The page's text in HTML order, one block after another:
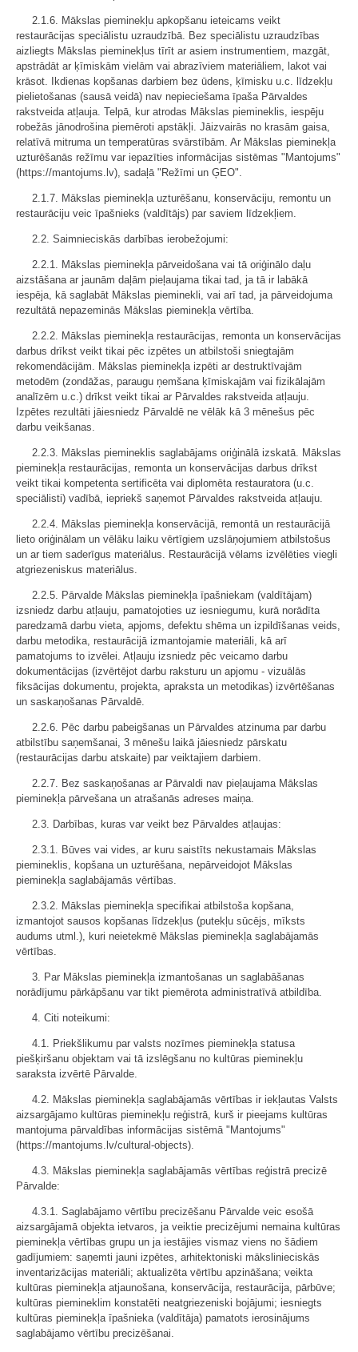
2.1.6. Mākslas pieminekļu apkopšanu ieteicams veikt
restaurācijas speciālistu uzraudzībā. Bez speciālistu uzraudzības
aizliegts Mākslas pieminekļus tīrīt ar asiem instrumentiem, mazgāt,
apstrādāt ar ķīmiskām vielām vai abrazīviem materiāliem, lakot vai
krāsot. Ikdienas kopšanas darbiem bez ūdens, ķīmisku u.c. līdzekļu
pielietošanas (sausā veidā) nav nepieciešama īpaša Pārvaldes
rakstveida atļauja. Telpā, kur atrodas Mākslas piemineklis, iespēju
robežās jānodrošina piemēroti apstākļi. Jāizvairās no krasām gaisa,
relatīvā mitruma un temperatūras svārstībām. Ar Mākslas pieminekļa
uzturēšanās režīmu var iepazīties informācijas sistēmas "Mantojums"
(https://mantojums.lv), sadaļā "Režīmi un ĢEO".
2.1.7. Mākslas pieminekļa uzturēšanu, konservāciju, remontu un
restaurāciju veic īpašnieks (valdītājs) par saviem līdzekļiem.
2.2. Saimnieciskās darbības ierobežojumi:
2.2.1. Mākslas pieminekļa pārveidošana vai tā oriģinālo daļu
aizstāšana ar jaunām daļām pieļaujama tikai tad, ja tā ir labākā
iespēja, kā saglabāt Mākslas pieminekli, vai arī tad, ja pārveidojuma
rezultātā nepazeminās Mākslas pieminekļa vērtība.
2.2.2. Mākslas pieminekļa restaurācijas, remonta un konservācijas
darbus drīkst veikt tikai pēc izpētes un atbilstoši sniegtajām
rekomendācijām. Mākslas pieminekļa izpēti ar destruktīvajām
metodēm (zondāžas, paraugu ņemšana ķīmiskajām vai fizikālajām
analīzēm u.c.) drīkst veikt tikai ar Pārvaldes rakstveida atļauju.
Izpētes rezultāti jāiesniedz Pārvaldē ne vēlāk kā 3 mēnešus pēc
darbu veikšanas.
2.2.3. Mākslas piemineklis saglabājams oriģinālā izskatā. Mākslas
pieminekļa restaurācijas, remonta un konservācijas darbus drīkst
veikt tikai kompetenta sertificēta vai diplomēta restauratora (u.c.
speciālisti) vadībā, iepriekš saņemot Pārvaldes rakstveida atļauju.
2.2.4. Mākslas pieminekļa konservācijā, remontā un restaurācijā
lieto oriģinālam un vēlāku laiku vērtīgiem uzslāņojumiem atbilstošus
un ar tiem saderīgus materiālus. Restaurācijā vēlams izvēlēties viegli
atgriezeniskus materiālus.
2.2.5. Pārvalde Mākslas pieminekļa īpašniekam (valdītājam)
izsniedz darbu atļauju, pamatojoties uz iesniegumu, kurā norādīta
paredzamā darbu vieta, apjoms, defektu shēma un izpildīšanas veids,
darbu metodika, restaurācijā izmantojamie materiāli, kā arī
pamatojums to izvēlei. Atļauju izsniedz pēc veicamo darbu
dokumentācijas (izvērtējot darbu raksturu un apjomu - vizuālās
fiksācijas dokumentu, projekta, apraksta un metodikas) izvērtēšanas
un saskaņošanas Pārvaldē.
2.2.6. Pēc darbu pabeigšanas un Pārvaldes atzinuma par darbu
atbilstību saņemšanai, 3 mēnešu laikā jāiesniedz pārskatu
(restaurācijas darbu atskaite) par veiktajiem darbiem.
2.2.7. Bez saskaņošanas ar Pārvaldi nav pieļaujama Mākslas
pieminekļa pārvešana un atrašanās adreses maiņa.
2.3. Darbības, kuras var veikt bez Pārvaldes atļaujas:
2.3.1. Būves vai vides, ar kuru saistīts nekustamais Mākslas
piemineklis, kopšana un uzturēšana, nepārveidojot Mākslas
pieminekļa saglabājamās vērtības.
2.3.2. Mākslas pieminekļa specifikai atbilstoša kopšana,
izmantojot sausos kopšanas līdzekļus (putekļu sūcējs, mīksts
audums utml.), kuri neietekmē Mākslas pieminekļa saglabājamās
vērtības.
3. Par Mākslas pieminekļa izmantošanas un saglabāšanas
norādījumu pārkāpšanu var tikt piemērota administratīvā atbildība.
4. Citi noteikumi:
4.1. Priekšlikumu par valsts nozīmes pieminekļa statusa
piešķiršanu objektam vai tā izslēgšanu no kultūras pieminekļu
saraksta izvērtē Pārvalde.
4.2. Mākslas pieminekļa saglabājamās vērtības ir iekļautas Valsts
aizsargājamo kultūras pieminekļu reģistrā, kurš ir pieejams kultūras
mantojuma pārvaldības informācijas sistēmā "Mantojums"
(https://mantojums.lv/cultural-objects).
4.3. Mākslas pieminekļa saglabājamās vērtības reģistrā precizē
Pārvalde:
4.3.1. Saglabājamo vērtību precizēšanu Pārvalde veic esošā
aizsargājamā objekta ietvaros, ja veiktie precizējumi nemaina kultūras
pieminekļa vērtības grupu un ja iestājies vismaz viens no šādiem
gadījumiem: saņemti jauni izpētes, arhitektoniski mākslinieciskās
inventarizācijas materiāli; aktualizēta vērtību apzināšana; veikta
kultūras pieminekļa atjaunošana, konservācija, restaurācija, pārbūve;
kultūras piemineklim konstatēti neatgriezeniski bojājumi; iesniegts
kultūras pieminekļa īpašnieka (valdītāja) pamatots ierosinājums
saglabājamo vērtību precizēšanai.